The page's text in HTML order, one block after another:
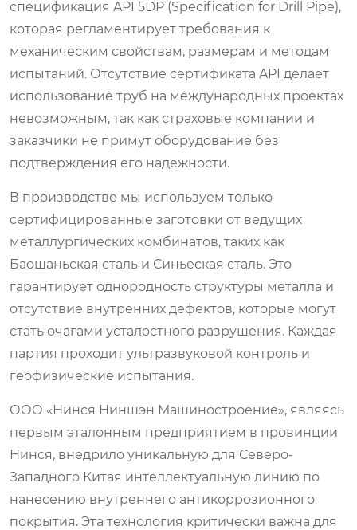
спецификация API 5DP (Specification for Drill Pipe),
которая регламентирует требования к
механическим свойствам, размерам и методам
испытаний. Отсутствие сертификата API делает
использование труб на международных проектах
невозможным, так как страховые компании и
заказчики не примут оборудование без
подтверждения его надежности.
В производстве мы используем только
сертифицированные заготовки от ведущих
металлургических комбинатов, таких как
Баошаньская сталь и Синьеская сталь. Это
гарантирует однородность структуры металла и
отсутствие внутренних дефектов, которые могут
стать очагами усталостного разрушения. Каждая
партия проходит ультразвуковой контроль и
геофизические испытания.
ООО «Нинся Ниншэн Машиностроение», являясь
первым эталонным предприятием в провинции
Нинся, внедрило уникальную для Северо-
Западного Китая интеллектуальную линию по
нанесению внутреннего антикоррозионного
покрытия. Эта технология критически важна для